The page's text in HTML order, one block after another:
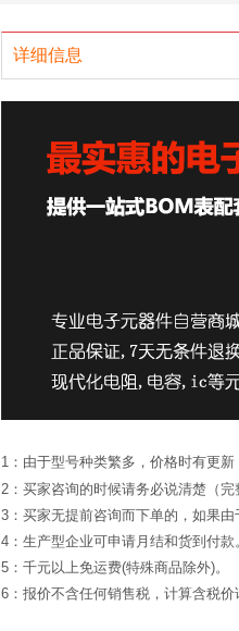
详细信息
1：由于型号种类繁多，价格时有更
2：买家咨询的时候请务必说清楚（
3：买家无提前咨询而下单的，如果
4：生产型企业可申请月结和货到付款
5：千元以上免运费(特殊商品除外)。
6：报价不含任何销售税，计算含税价